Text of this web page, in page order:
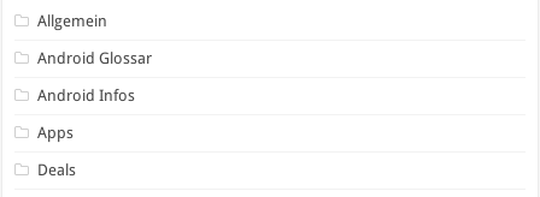
Allgemein
Android Glossar
Android Infos
Apps
Deals